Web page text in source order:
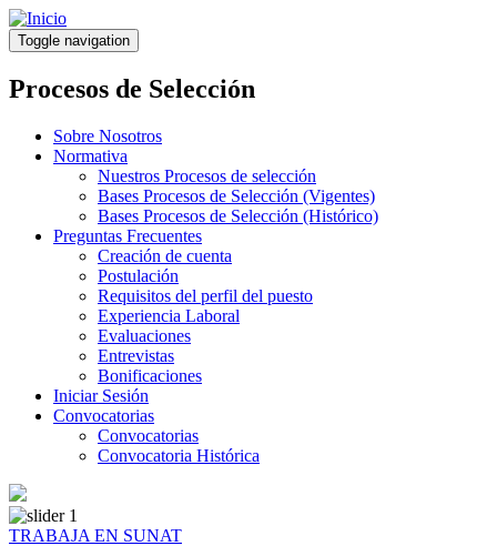
Pasar
al
contenido
principal
Toggle navigation
Procesos de Selección
Sobre Nosotros
Normativa
Nuestros Procesos de selección
Bases Procesos de Selección (Vigentes)
Bases Procesos de Selección (Histórico)
Preguntas Frecuentes
Creación de cuenta
Postulación
Requisitos del perfil del puesto
Experiencia Laboral
Evaluaciones
Entrevistas
Bonificaciones
Iniciar Sesión
Convocatorias
Convocatorias
Convocatoria Histórica
TRABAJA EN SUNAT